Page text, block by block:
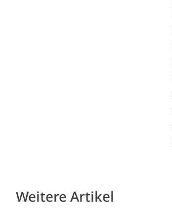
Weitere Artikel